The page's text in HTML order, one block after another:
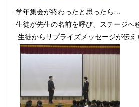
学年集会が終わったと思ったら…
生徒が先生の名前を呼び、ステージへ
生徒からサプライズメッセージが伝え